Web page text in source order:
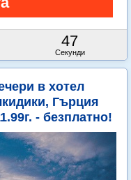
45
Секунди
в хотел
Гърция
- безплатно!